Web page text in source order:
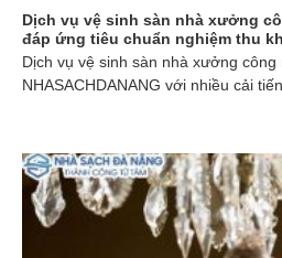
Dịch vụ vệ sinh sàn nhà xưởng
đáp ứng tiêu chuẩn nghiệm thu
Dịch vụ vệ sinh sàn nhà xưởng công
NHASACHDANANG với nhiều cải